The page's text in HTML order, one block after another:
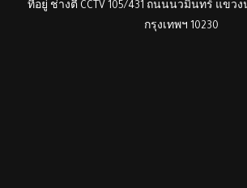
ที่อยู่ ช่างตี๋ CCTV 105/431 ถนนนวมินทร์ แขว
กรุงเทพฯ 10230